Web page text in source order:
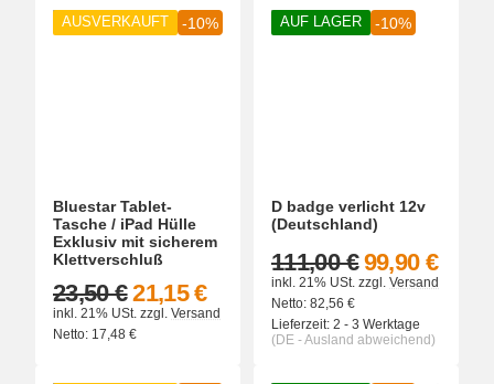
AUSVERKAUFT -10%
Bluestar Tablet-
Tasche / iPad Hülle
Exklusiv mit sicherem
Klettverschluß
21,15 €
23,50 €
inkl. 21% USt. zzgl. Versand
Netto: 17,48 €
AUF LAGER -10%
D badge verlicht 12v
(Deutschland)
99,90 €
111,00 €
inkl. 21% USt. zzgl. Versand
Netto: 82,56 €
Lieferzeit: 2 - 3 Werktage
(DE - Ausland abweichend)